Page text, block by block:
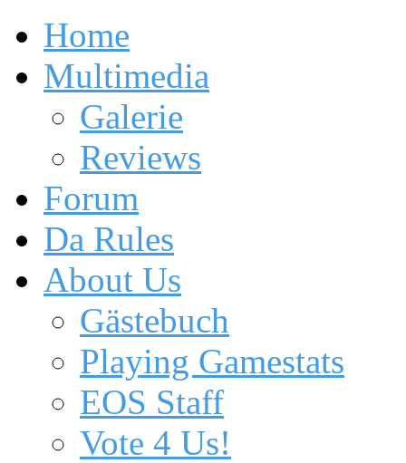
Home
Multimedia
Galerie
Reviews
Forum
Da Rules
About Us
Gästebuch
Playing Gamestats
EOS Staff
Vote 4 Us!